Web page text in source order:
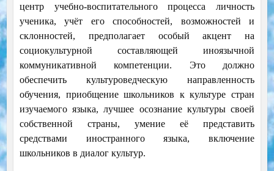
центр учебно-воспитательного процесса личность
ученика, учёт его способностей, возможностей и
склонностей, предполагает особый акцент на
социокультурной составляющей иноязычной
коммуникативной компетенции. Это должно
обеспечить культуроведческую направленность
обучения, приобщение школьников к культуре стран
изучаемого языка, лучшее осознание культуры своей
собственной страны, умение её представить
средствами иностранного языка, включение
школьников в диалог культур.